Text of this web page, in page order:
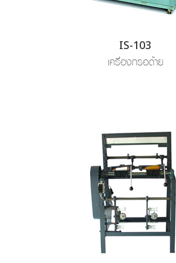
IS-103
เครื่องกรอด้าย